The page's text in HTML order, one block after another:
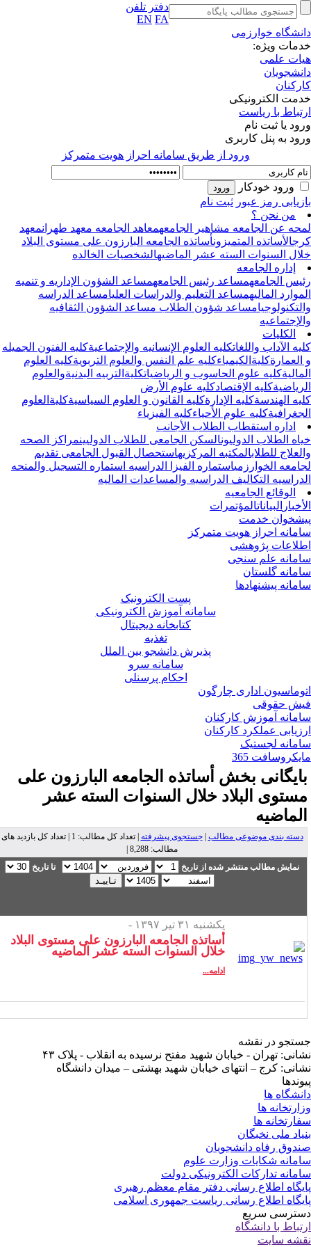
دفتر تلفن
EN FA
خوارزمی
ویژه:
علمی
الکترونیکی
با ریاست
یا ثبت نام
به پنل کاربری
ورود از طريق سامانه احراز هويت متمركز
ورود خودکار
رمز عبور ثبت نام
من نحن ؟
عن الجامعهمشاهیر الجامعهمعاهد الجامعهمعهد طهران معهد
الأساتذه المتمیزونأساتذه الجامعه البارزون علی مستوی البلاد
السنوات السته عشر الماضیهالشخصیات الخالده
إداره الجامعه
الجامعهمساعد رئیس الجامعهمساعد الشؤون الإداریه و تنمیه
المالیهمساعد التعلیم والدراسات العلیامساعد الدراسه
مساعد شؤون الطلابمساعد الشؤون الثقافیه
الکلیات
الآداب واللغاتکلیه العلوم الإنسانیه والإجتماعیةکلیه الفنون الجمیله
کلیةالکیمیاءکلیه علم النفس والعلوم التربویةکلیه العلوم
کلیه علوم الحاسوب و الریاضیاتکلیةالتربیه البدنیةوالعلوم
کلیه الإقتصادکلیه علوم الأرض
الهندسةکلیه الإدارة کلیه القانون و العلوم السیاسیةکلیةالعلوم
کلیه علوم الأحیاءکلیه الفیزیاء
اداره استقطاب الطلاب الأجانب
الطلاب الدولیونالسکن الجامعی للطلاب الدولیینمراکز الصحه
للطلابالمکتبه المرکزیه استحصال القبول الجامعی تقدیم
الخوارزمیاستماره الفیزا الدراسیهاستماره التسجیل والمنحه
التکالیف الدراسیه والمساعدات المالیه
الوقائع الجامعیه
البیاناتالمؤتمرات
خدمت
احراز هویت متمرکز
پژوهشی
علم سنجی
گلستان
پیشنهادها
پست الکترونیک
سامانه آموزش الکترونیکی
کتابخانه دیجیتال
تغذیه
پذیرش دانشجو بین الملل
سامانه سرو
احکام پرسنلی
اداری چارگون
حقوقی
آموزش کارکنان
عملکرد کارکنان
لجستیک
365
بخشأساتذه الجامعه البارزون علی
البلاد خلال السنوات السته عشر
دسته بندی موضوعی مطالب|جستجوی پیشرفته
| تعداد کل مطالب: 1 | تعداد کل بازدید های
مطالب: 8,288 |
نمایش مطالب منتشر شده از تاریخ
تا تاریخ
یکشنبه ۳۱ تیر ۱۳۹۷ -
أساتذه الجامعه البارزون علی مستوی البلاد
خلال السنوات السته عشر الماضیه
ادامه...
در نقشه
تهران - خیابان شهید مفتح نرسیده به انقلاب - پلاک ۴۳
کرج – انتهای خیابان شهید بهشتی – میدان دانشگاه
ها
ها
ها
ملی نخبگان
رفاه دانشجویان
شکایات وزارت علوم
تدارکات الکترونیکی دولت
اطلاع رسانی دفتر مقام معظم رهبری
اطلاع رسانی ریاست جمهوری اسلامی
سریع
با دانشگاه
سایت